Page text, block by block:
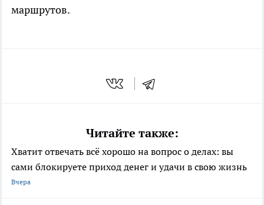
маршрутов.
Читайте также:
Хватит отвечать всё хорошо на вопрос о делах: вы
сами блокируете приход денег и удачи в свою жизнь
Вчера